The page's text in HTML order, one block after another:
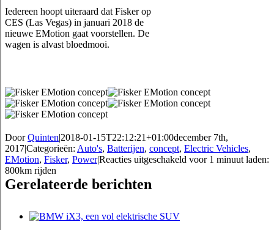
Iedereen hoopt uiteraard dat Fisker op
CES (Las Vegas) in januari 2018 de
nieuwe EMotion gaat voorstellen. De
wagen is alvast bloedmooi.
DoorQuinten|2018-01-15T22:12:21+01:00december 7th,
2017|Categorieën: Auto's, Batterijen, concept, Electric Vehicles,
EMotion, Fisker, Power|Reacties uitgeschakeld voor 1 minuut laden:
800km rijden
Gerelateerde berichten